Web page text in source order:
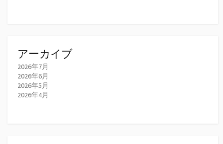
アーカイブ
2026年7月
2026年6月
2026年5月
2026年4月